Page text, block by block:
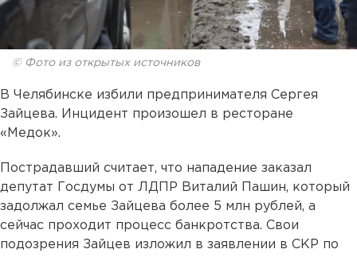
© Фото из открытых источников
В Челябинске избили предпринимателя Сергея
Зайцева. Инцидент произошел в ресторане
«Медок».
Пострадавший считает, что нападение заказал
депутат Госдумы от ЛДПР Виталий Пашин, который
задолжал семье Зайцева более 5 млн рублей, а
сейчас проходит процесс банкротства. Свои
подозрения Зайцев изложил в заявлении в СКР по